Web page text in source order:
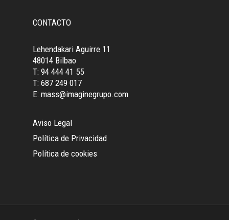
CONTACTO
Lehendakari Aguirre 11
48014 Bilbao
T: 94 444 41 55
T: 687 249 017
E: mass@imaginegrupo.com
Aviso Legal
Política de Privacidad
Política de cookies